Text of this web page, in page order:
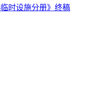
时设施分册》终稿